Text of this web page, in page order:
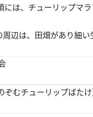
は、チューリップマ
辺は、田畑があり細
むチューリップばたけ